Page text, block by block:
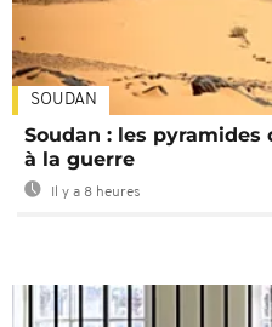
SOUDAN
Soudan : les pyramides
à la guerre
Il y a 8 heures